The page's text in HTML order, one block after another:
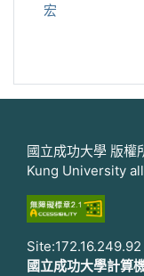
宏
國立成功大學 版
Kung University
Site:172.16.249.92
國立成功大學計算